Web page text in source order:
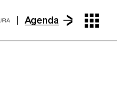
Agenda